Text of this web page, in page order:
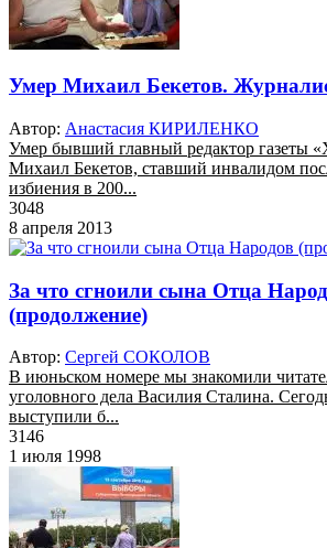
Умер Михаил Бекетов.
Автор: Анастасия КИРИЛЕНКО
Умер бывший главный редактор газеты
Михаил Бекетов, ставший инвалидом
избиения в 200...
3048
8 апреля 2013
За что сгноили сына Отца
(продолжение)
Автор: Сергей СОКОЛОВ
В июньском номере мы знакомили
уголовного дела Василия Сталина.
выступили б...
3146
1 июля 1998